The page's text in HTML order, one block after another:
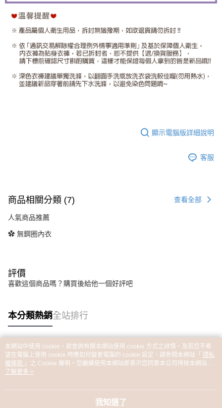
顯示電腦版詳細說明
客服
商品相關分類 (7) 查看全部
人氣商品推薦
✿ 無鋼圈內衣
評價
喜歡這個商品嗎？購買後給他一個好評吧
本分類熱銷全站排行
熱門標籤
本網站中使用 cookie，欲查詢有關本網站使用 cookie 方式之詳情，及若您不希
望在電腦上使用 cookie 時應如何變更電腦的 cookie 設定，請參閱本網站「 隱私
權條款 」之 Cookie 聲明。您繼續使用本網站即表示您同意本公司得按本網站使
用條款之 Cookie 聲明使用 cookie。
了解更多 >
我知道了